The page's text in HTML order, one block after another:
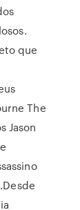
que
The
Jason